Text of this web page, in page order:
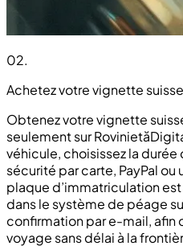
02.
Achetez votre vignette
Obtenez votre vignette
seulement sur
véhicule, choisissez la
sécurité par carte, PayPal ou
plaque d’immatriculation
dans le système de péage
confirmation par e-mail, afin
voyage sans délai à la